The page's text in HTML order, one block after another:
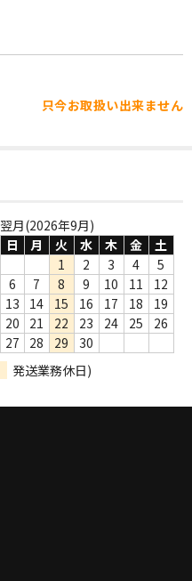
只今お取扱い出来ません
翌月(2026年9月)
日
月 火 水 木 金
土
1
2 3 4
5
6
7 8 9 10 11
12
13
14 15 16 17 18
19
20
21 22 23 24 25
26
27
28 29
30
発送業務休日)